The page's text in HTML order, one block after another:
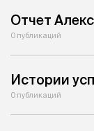
Отчет
0 публикаций
Истории
0 публикаций